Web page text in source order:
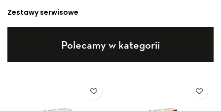
Zestawy serwisowe
Polecamy w kategorii